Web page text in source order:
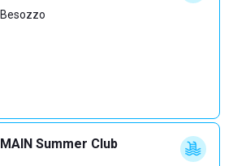
Besozzo
MAIN Summer Club